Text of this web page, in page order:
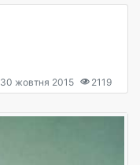
2119
30 жовтня 2015